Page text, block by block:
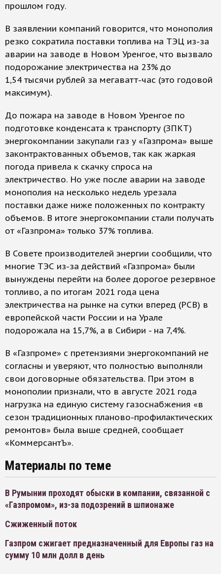
прошлом году.
В заявлении компаний говорится, что монополия
резко сократила поставки топлива на ТЭЦ из-за
аварии на заводе в Новом Уренгое, что вызвало
подорожание электричества на 23% до
1,54 тысячи рублей за мегаватт-час (это годовой
максимум).
До пожара на заводе в Новом Уренгое по
подготовке конденсата к транспорту (ЗПКТ)
энергокомпании закупали газ у «Газпрома» выше
законтрактованных объемов, так как жаркая
погода привела к скачку спроса на
электричество. Но уже после аварии на заводе
монополия на несколько недель урезала
поставки даже ниже положенных по контракту
объемов. В итоге энергокомпании стали получать
от «Газпрома» только 37% топлива.
В Совете производителей энергии сообщили, что
многие ТЭС из-за действий «Газпрома» были
вынуждены перейти на более дорогое резервное
топливо, а по итогам 2021 года цена
электричества на рынке на сутки вперед (РСВ) в
европейской части России и на Урале
подорожала на 15,7%, а в Сибири - на 7,4%.
В «Газпроме» с претензиями энергокомпаний не
согласны и уверяют, что полностью выполняли
свои договорные обязательства. При этом в
монополии признали, что в августе 2021 года
нагрузка на единую систему газоснабжения «в
сезон традиционных планово-профилактических
ремонтов» была выше средней, сообщает
«КоммерсантЪ».
Материалы по теме
В Румынии проходят обыски в компании, связанной с
«Газпромом», из-за подозрений в шпионаже
Сжиженный поток
Газпром сжигает предназначенный для Европы газ на
сумму 10 млн долл в день